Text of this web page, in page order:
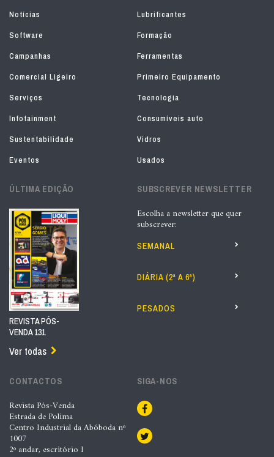
Notícias
Lubrificantes
Software
Formação
Campanhas
Ferramentas
Comercial Ligeiro
Primeiro Equipamento
Serviços
Tecnologia
Infotainment
Consumíveis auto
Sustentabilidade
Vidros
Eventos
Usados
ÚLTIMA EDIÇÃO
REVISTA PÓS-
VENDA 131
Ver todas
SUBSCREVER NEWSLETTER
Escolha a newsletter que quer
subscrever:
SEMANAL
DIÁRIA (2ª A 6ª)
PESADOS
CONTACTOS
Revista Pós-Venda
Estrada de Polima
Centro Industrial da Abóboda nº
1007
2º andar, escritório I
SIGA-NOS